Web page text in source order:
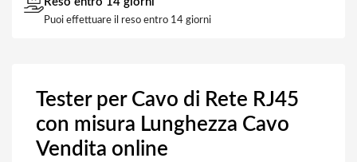
Puoi effettuare il reso entro 14 giorni
Tester per Cavo di Rete RJ45
con misura Lunghezza Cavo
Vendita online